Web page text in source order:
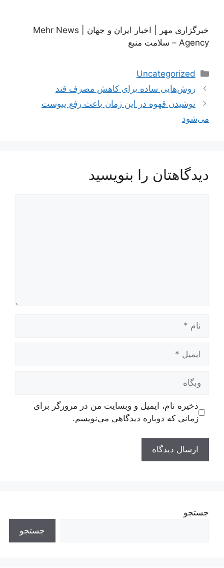
خبرگزاری مهر | اخبار ایران و جهان | Mehr News
Agency – سلامت منبع
دسته‌ها
Uncategorized
ناوبری
نوشته‌ها
روش‌هایی ساده برای کاهش مصرف قند
نوشیدن قهوه در این زمان باعث رفع یبوست
می‌شود
دیدگاهتان را بنویسید
ایمیل
وبگاه
ذخیره نام، ایمیل و وبسایت من در مرورگر برای
زمانی که دوباره دیدگاهی می‌نویسم.
جستجو
جستجو